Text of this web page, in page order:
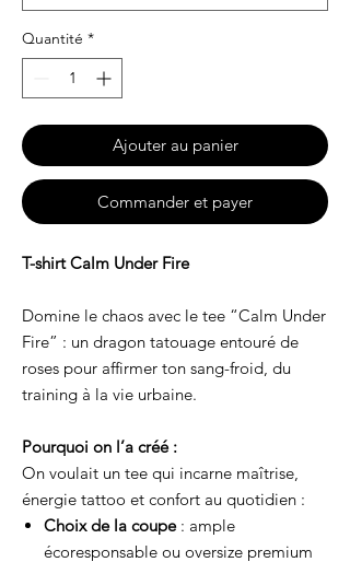
Quantité *
Ajouter au panier
Commander et payer
T-shirt Calm Under Fire
Domine le chaos avec le tee “Calm Under
Fire” : un dragon tatouage entouré de
roses pour affirmer ton sang-froid, du
training à la vie urbaine.
Pourquoi on l’a créé :
On voulait un tee qui incarne maîtrise,
énergie tattoo et confort au quotidien :
Choix de la coupe: ample
écoresponsable ou oversize premium